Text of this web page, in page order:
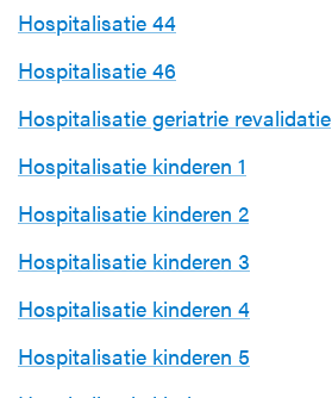
Hospitalisatie 44
Hospitalisatie 46
Hospitalisatie geriatrie revalidatie
Hospitalisatie kinderen 1
Hospitalisatie kinderen 2
Hospitalisatie kinderen 3
Hospitalisatie kinderen 4
Hospitalisatie kinderen 5